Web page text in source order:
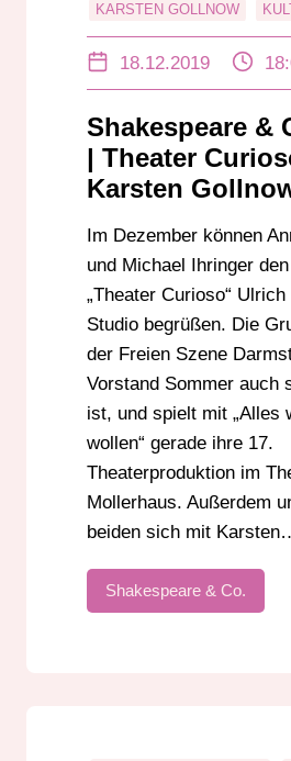
KARSTEN GOLLNOW
THEATER MOLLER HAUS
18.12.2019
Shakespeare &
| Theater
Karsten
Im Dezember können
und Michael Ihringer
„Theater Curioso“
Studio begrüßen. Die
der Freien Szene
Vorstand Sommer auch
ist, und spielt mit „Alles
wollen“ gerade ihre 17.
Theaterproduktion im
Mollerhaus. Außerdem
beiden sich mit
Shakespeare & Co.